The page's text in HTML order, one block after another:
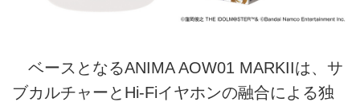
ベースとなるANIMA AOW01 MARKIIは、サ
ブカルチャーとHi-Fiイヤホンの融合による独